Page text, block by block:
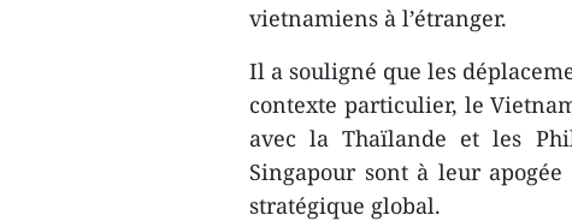
vietnamiens à l’étranger.
Il a souligné que les
contexte particulier, le
avec la Thaïlande et les
Singapour sont à leur
stratégique global.